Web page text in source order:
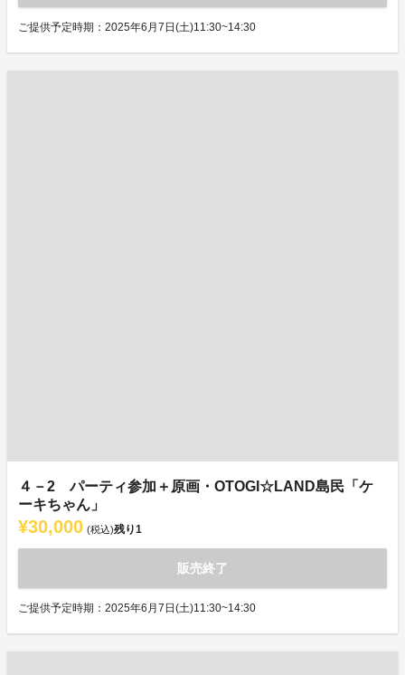
ご提供予定時期：2025年6月7日(土)11:30~14:30
４－2 パーティ参加＋原画・OTOGI☆LAND島民「ケ
ーキちゃん」
¥30,000 (税込)残り1
販売終了
ご提供予定時期：2025年6月7日(土)11:30~14:30